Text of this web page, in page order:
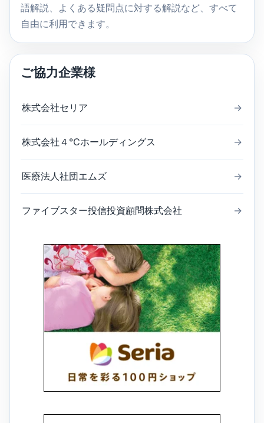
語解説、よくある疑問点に対する解説など、すべて
自由に利用できます。
ご協力企業様
株式会社セリア →
株式会社４℃ホールディングス →
医療法人社団エムズ →
ファイブスター投信投資顧問株式会社 →